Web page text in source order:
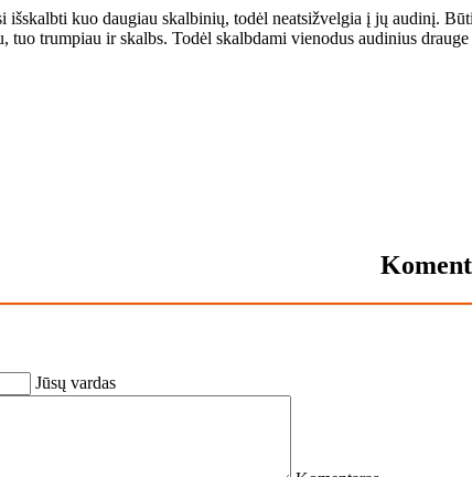
išskalbti kuo daugiau skalbinių, todėl neatsižvelgia į jų audinį.
trumpiau ir skalbs. Todėl skalbdami vienodus audinius
Jūsų vardas